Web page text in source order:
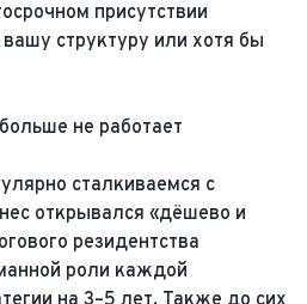
присутствии
вашу структуру или хотя бы
не работает
сталкиваемся с
открывался «дёшево и
резидентства
роли каждой